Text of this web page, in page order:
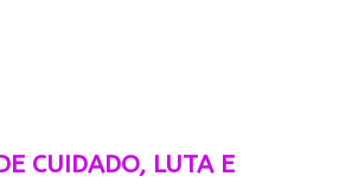
CUIDADO, LUTA E